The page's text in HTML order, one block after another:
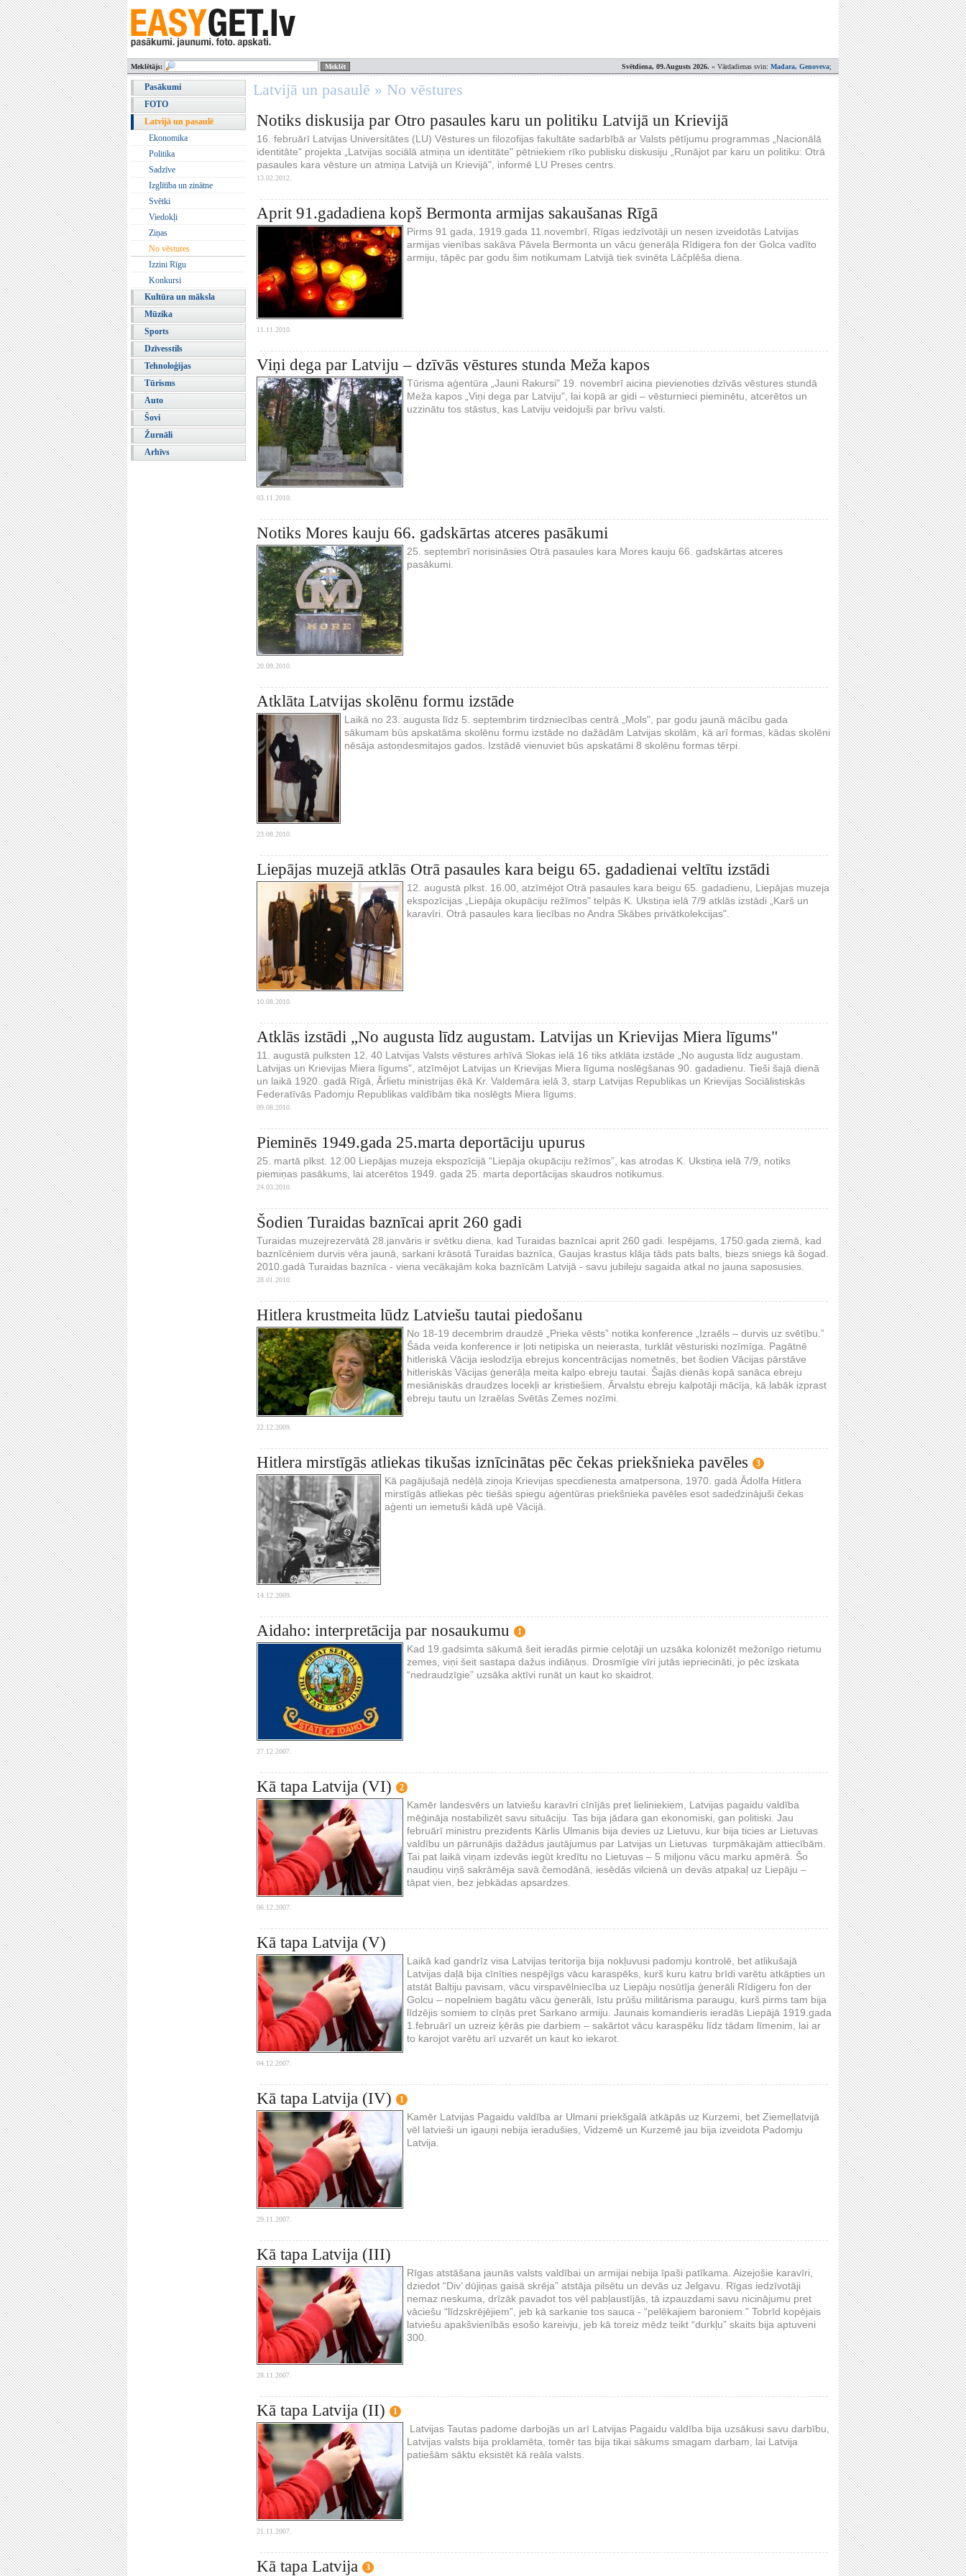
Svētdiena, 09.Augusts 2026. » Vārdadienas svin: Madara, Genoveva;
Meklētājs:
Pasākumi
FOTO
Latvijā un pasaulē
Ekonomika
Politika
Sadzīve
Izglītība un zinātne
Svētki
Viedokļi
Ziņas
No vēstures
Izzini Rīgu
Konkursi
Kultūra un māksla
Mūzika
Sports
Dzīvesstils
Tehnoloģijas
Tūrisms
Auto
Šovi
Žurnāli
Arhīvs
Latvijā un pasaulē » No vēstures
Notiks diskusija par Otro pasaules karu un politiku Latvijā un Krievijā
16. februārī Latvijas Universitātes (LU) Vēstures un filozofijas fakultāte sadarbībā ar Valsts pētījumu programmas „Nacionālā
identitāte" projekta „Latvijas sociālā atmiņa un identitāte" pētniekiem rīko publisku diskusiju „Runājot par karu un politiku: Otrā
pasaules kara vēsture un atmiņa Latvijā un Krievijā", informē LU Preses centrs.
13.02.2012.
Aprit 91.gadadiena kopš Bermonta armijas sakaušanas Rīgā
Pirms 91 gada, 1919.gada 11.novembrī, Rīgas iedzīvotāji un nesen izveidotās Latvijas
armijas vienības sakāva Pāvela Bermonta un vācu ģenerāļa Rīdigera fon der Golca vadīto
armiju, tāpēc par godu šim notikumam Latvijā tiek svinēta Lāčplēša diena.
11.11.2010.
Viņi dega par Latviju – dzīvās vēstures stunda Meža kapos
Tūrisma aģentūra „Jauni Rakursi" 19. novembrī aicina pievienoties dzīvās vēstures stundā
Meža kapos „Viņi dega par Latviju", lai kopā ar gidi – vēsturnieci pieminētu, atcerētos un
uzzinātu tos stāstus, kas Latviju veidojuši par brīvu valsti.
03.11.2010.
Notiks Mores kauju 66. gadskārtas atceres pasākumi
25. septembrī norisināsies Otrā pasaules kara Mores kauju 66. gadskārtas atceres
pasākumi.
20.09.2010.
Atklāta Latvijas skolēnu formu izstāde
Laikā no 23. augusta līdz 5. septembrim tirdzniecības centrā „Mols", par godu jaunā mācību gada
sākumam būs apskatāma skolēnu formu izstāde no dažādām Latvijas skolām, kā arī formas, kādas skolēni
nēsāja astoņdesmitajos gados. Izstādē vienuviet būs apskatāmi 8 skolēnu formas tērpi.
23.08.2010.
Liepājas muzejā atklās Otrā pasaules kara beigu 65. gadadienai veltītu izstādi
12. augustā plkst. 16.00, atzīmējot Otrā pasaules kara beigu 65. gadadienu, Liepājas muzeja
ekspozīcijas „Liepāja okupāciju režīmos" telpās K. Ukstiņa ielā 7/9 atklās izstādi „Karš un
karavīri. Otrā pasaules kara liecības no Andra Skābes privātkolekcijas".
10.08.2010.
Atklās izstādi „No augusta līdz augustam. Latvijas un Krievijas Miera līgums"
11. augustā pulksten 12. 40 Latvijas Valsts vēstures arhīvā Slokas ielā 16 tiks atklāta izstāde „No augusta līdz augustam.
Latvijas un Krievijas Miera līgums", atzīmējot Latvijas un Krievijas Miera līguma noslēgšanas 90. gadadienu. Tieši šajā dienā
un laikā 1920. gadā Rīgā, Ārlietu ministrijas ēkā Kr. Valdemāra ielā 3, starp Latvijas Republikas un Krievijas Sociālistiskās
Federatīvās Padomju Republikas valdībām tika noslēgts Miera līgums.
09.08.2010.
Pieminēs 1949.gada 25.marta deportāciju upurus
25. martā plkst. 12.00 Liepājas muzeja ekspozīcijā “Liepāja okupāciju režīmos”, kas atrodas K. Ukstiņa ielā 7/9, notiks
piemiņas pasākums, lai atcerētos 1949. gada 25. marta deportācijas skaudros notikumus.
24.03.2010.
Šodien Turaidas baznīcai aprit 260 gadi
Turaidas muzejrezervātā 28.janvāris ir svētku diena, kad Turaidas baznīcai aprit 260 gadi. Iespējams, 1750.gada ziemā, kad
baznīcēniem durvis vēra jaunā, sarkani krāsotā Turaidas baznīca, Gaujas krastus klāja tāds pats balts, biezs sniegs kā šogad.
2010.gadā Turaidas baznīca - viena vecākajām koka baznīcām Latvijā - savu jubileju sagaida atkal no jauna saposusies.
28.01.2010.
Hitlera krustmeita lūdz Latviešu tautai piedošanu
No 18-19 decembrim draudzē „Prieka vēsts” notika konference „Izraēls – durvis uz svētību.”
Šāda veida konference ir ļoti netipiska un neierasta, turklāt vēsturiski nozīmīga. Pagātnē
hitleriskā Vācija ieslodzīja ebrejus koncentrācijas nometnēs, bet šodien Vācijas pārstāve
hitleriskās Vācijas ģenerāļa meita kalpo ebreju tautai. Šajās dienās kopā sanāca ebreju
mesiāniskās draudzes locekļi ar kristiešiem. Ārvalstu ebreju kalpotāji mācīja, kā labāk izprast
ebreju tautu un Izraēlas Svētās Zemes nozīmi.
22.12.2009.
Hitlera mirstīgās atliekas tikušas iznīcinātas pēc čekas priekšnieka pavēles 3
Kā pagājušajā nedēļā ziņoja Krievijas specdienesta amatpersona, 1970. gadā Ādolfa Hitlera
mirstīgās atliekas pēc tiešās spiegu aģentūras priekšnieka pavēles esot sadedzinājuši čekas
aģenti un iemetuši kādā upē Vācijā.
14.12.2009.
Aidaho: interpretācija par nosaukumu 1
Kad 19.gadsimta sākumā šeit ieradās pirmie ceļotāji un uzsāka kolonizēt mežonīgo rietumu
zemes, viņi šeit sastapa dažus indiāņus. Drosmīgie vīri jutās iepriecināti, jo pēc izskata
“nedraudzīgie” uzsāka aktīvi runāt un kaut ko skaidrot.
27.12.2007.
Kā tapa Latvija (VI) 2
Kamēr landesvērs un latviešu karavīri cīnījās pret lieliniekiem, Latvijas pagaidu valdība
mēģināja nostabilizēt savu situāciju. Tas bija jādara gan ekonomiski, gan politiski. Jau
februārī ministru prezidents Kārlis Ulmanis bija devies uz Lietuvu, kur bija ticies ar Lietuvas
valdību un pārrunājis dažādus jautājumus par Latvijas un Lietuvas turpmākajām attiecībām.
Tai pat laikā viņam izdevās iegūt kredītu no Lietuvas – 5 miljonu vācu marku apmērā. Šo
naudiņu viņš sakrāmēja savā čemodānā, iesēdās vilcienā un devās atpakaļ uz Liepāju –
tāpat vien, bez jebkādas apsardzes.
06.12.2007.
Kā tapa Latvija (V)
Laikā kad gandrīz visa Latvijas teritorija bija nokļuvusi padomju kontrolē, bet atlikušajā
Latvijas daļā bija cīnīties nespējīgs vācu karaspēks, kurš kuru katru brīdi varētu atkāpties un
atstāt Baltiju pavisam, vācu virspavēlniecība uz Liepāju nosūtīja ģenerāli Rīdigeru fon der
Golcu – nopelniem bagātu vācu ģenerāli, īstu prūšu militārisma paraugu, kurš pirms tam bija
līdzējis somiem to cīņās pret Sarkano armiju. Jaunais komandieris ieradās Liepājā 1919.gada
1.februārī un uzreiz ķērās pie darbiem – sakārtot vācu karaspēku līdz tādam līmenim, lai ar
to karojot varētu arī uzvarēt un kaut ko iekarot.
04.12.2007.
Kā tapa Latvija (IV) 1
Kamēr Latvijas Pagaidu valdība ar Ulmani priekšgalā atkāpās uz Kurzemi, bet Ziemeļlatvijā
vēl latvieši un igauņi nebija ieradušies, Vidzemē un Kurzemē jau bija izveidota Padomju
Latvija.
29.11.2007.
Kā tapa Latvija (III)
Rīgas atstāšana jaunās valsts valdībai un armijai nebija īpaši patīkama. Aizejošie karavīri,
dziedot “Div’ dūjiņas gaisā skrēja” atstāja pilsētu un devās uz Jelgavu. Rīgas iedzīvotāji
nemaz neskuma, drīzāk pavadot tos vēl pabļaustījās, tā izpauzdami savu nicinājumu pret
vāciešu “līdzskrējējiem”, jeb kā sarkanie tos sauca - “pelēkajiem baroniem.” Tobrīd kopējais
latviešu apakšvienībās esošo kareivju, jeb kā toreiz mēdz teikt “durkļu” skaits bija aptuveni
300.
28.11.2007.
Kā tapa Latvija (II) 1
Latvijas Tautas padome darbojās un arī Latvijas Pagaidu valdība bija uzsākusi savu darbību,
Latvijas valsts bija proklamēta, tomēr tas bija tikai sākums smagam darbam, lai Latvija
patiešām sāktu eksistēt kā reāla valsts.
21.11.2007.
Kā tapa Latvija 3